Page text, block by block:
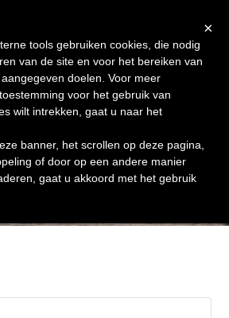
Winkelmand Shop
×
tools gebruiken cookies, die nodig
van de site en voor het bereiken van
doelen. Voor meer
voor het gebruik van
wilt intrekken, gaat u naar het
banner, het scrollen op deze pagina,
of door op een andere manier
gaat u akkoord met het gebruik